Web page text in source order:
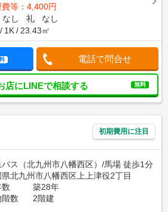
等：4,400円
なし 礼
なし
1K 23.43㎡
電話で問合せ
店にLINEで相談する 無料
初期費用に注目
バス（北九州市八幡西区）/馬場 徒歩1分
北九州市八幡西区上上津役2丁目
築28年
数
2階建